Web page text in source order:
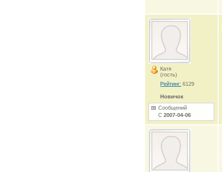
Катя
(гость)
Рейтинг: 6129
Новичок
Сообщений
С2007-04-06